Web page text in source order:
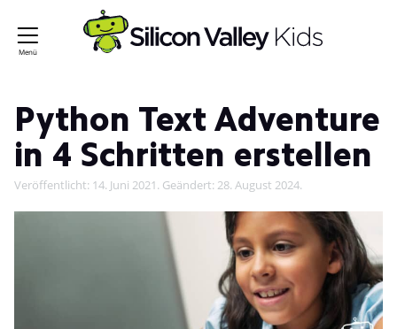
Python Text Adventure
in 4 Schritten erstellen
Veröffentlicht: 14. Juni 2021. Geändert: 28. August 2024.